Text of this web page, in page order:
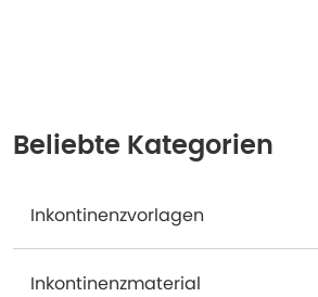
Beliebte Kategorien
Inkontinenzvorlagen
Inkontinenzmaterial